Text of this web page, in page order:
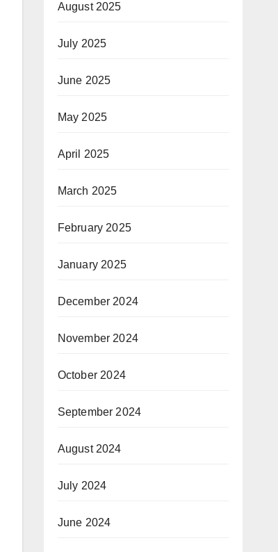
August 2025
July 2025
June 2025
May 2025
April 2025
March 2025
February 2025
January 2025
December 2024
November 2024
October 2024
September 2024
August 2024
July 2024
June 2024